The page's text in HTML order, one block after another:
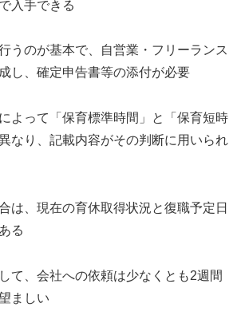
入手できる
うのが基本で、自営業・フリーランス
し、確定申告書等の添付が必要
よって「保育標準時間」と「保育短時
なり、記載内容がその判断に用いられ
は、現在の育休取得状況と復職予定日
る
て、会社への依頼は少なくとも2週間
ましい